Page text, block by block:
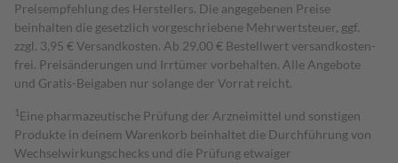
Preisempfehlung des Herstellers. Die angegebenen Preise
beinhalten die gesetzlich vorgeschriebene Mehrwertsteuer, ggf.
zzgl. 3,95 € Versandkosten. Ab 29,00 € Bestell­wert versand­kosten­
frei. Preisänderungen und Irrtümer vorbehalten. Alle Angebote
und Gratis-Beigaben nur solange der Vorrat reicht.
1 Eine pharmazeutische Prüfung der Arzneimittel und sonstigen
Produkte in deinem Warenkorb beinhaltet die Durchführung von
Wechselwirkungschecks und die Prüfung etwaiger